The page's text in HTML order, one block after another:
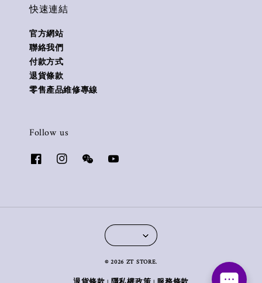
快速連結
官方網站
聯絡我們
付款方式
退貨條款
零售產品維修專線
Follow us
© 2026 ZT STORE.